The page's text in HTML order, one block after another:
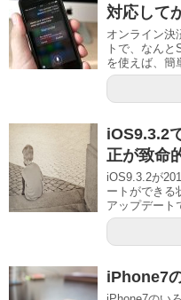
対応して
オンライン決
トで、なん
を使えば、簡
iOS9.3.2
正が致命
iOS9.3.2が
ートができる
アップデート
iPhone7